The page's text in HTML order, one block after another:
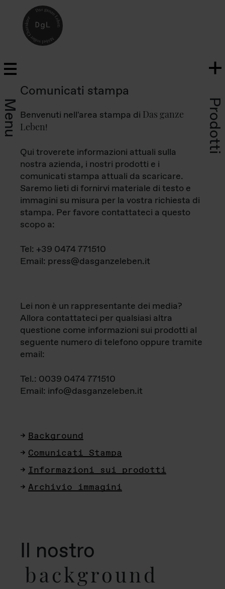
Menu Prodotti
Comunicati stampa
Benvenuti nell'area stampa di Das ganze
Leben!
Qui troverete informazioni attuali sulla
nostra azienda, i nostri prodotti e i
comunicati stampa attuali da scaricare.
Saremo lieti di fornirvi materiale di testo e
immagini su misura per la vostra richiesta di
stampa. Per favore contattateci a questo
scopo a:
Tel: +39 0474 771510
Email: press@dasganzeleben.it
Lei non è un rappresentante dei media?
Allora contattateci per qualsiasi altra
questione come informazioni sui prodotti al
seguente numero di telefono oppure tramite
email:
Tel.: 0039 0474 771510
Email: info@dasganzeleben.it
Background
Comunicati Stampa
Informazioni sui prodotti
Archivio immagini
Il nostro
background